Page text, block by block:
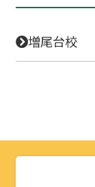
増尾台校